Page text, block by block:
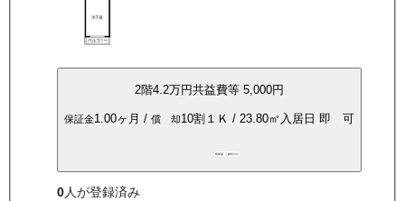
2階4.2万円共益費等 5,000円
保証金1.00ヶ月 / 償 却10割１Ｋ / 23.80㎡ 入居日 即 可
角部屋 都市ガス
0人が登録済み